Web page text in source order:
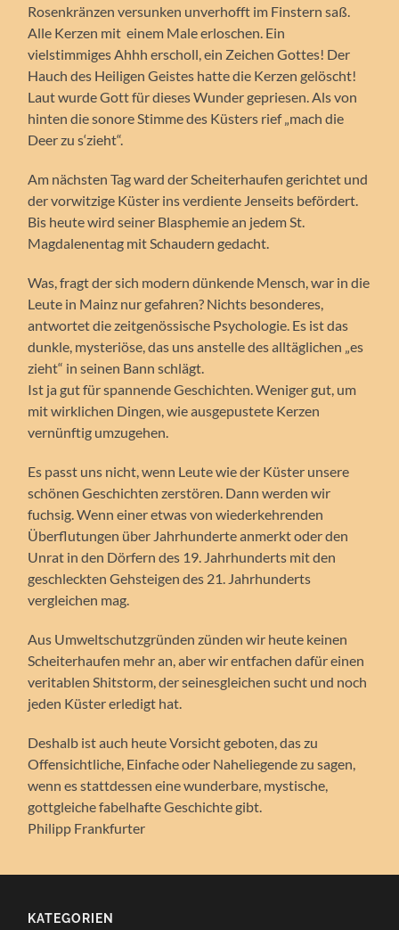
Rosenkränzen versunken unverhofft im Finstern saß.
Alle Kerzen mit einem Male erloschen. Ein
vielstimmiges Ahhh erscholl, ein Zeichen Gottes! Der
Hauch des Heiligen Geistes hatte die Kerzen gelöscht!
Laut wurde Gott für dieses Wunder gepriesen. Als von
hinten die sonore Stimme des Küsters rief „mach die
Deer zu s‘zieht“.
Am nächsten Tag ward der Scheiterhaufen gerichtet und
der vorwitzige Küster ins verdiente Jenseits befördert.
Bis heute wird seiner Blasphemie an jedem St.
Magdalenentag mit Schaudern gedacht.
Was, fragt der sich modern dünkende Mensch, war in die
Leute in Mainz nur gefahren? Nichts besonderes,
antwortet die zeitgenössische Psychologie. Es ist das
dunkle, mysteriöse, das uns anstelle des alltäglichen „es
zieht“ in seinen Bann schlägt.
Ist ja gut für spannende Geschichten. Weniger gut, um
mit wirklichen Dingen, wie ausgepustete Kerzen
vernünftig umzugehen.
Es passt uns nicht, wenn Leute wie der Küster unsere
schönen Geschichten zerstören. Dann werden wir
fuchsig. Wenn einer etwas von wiederkehrenden
Überflutungen über Jahrhunderte anmerkt oder den
Unrat in den Dörfern des 19. Jahrhunderts mit den
geschleckten Gehsteigen des 21. Jahrhunderts
vergleichen mag.
Aus Umweltschutzgründen zünden wir heute keinen
Scheiterhaufen mehr an, aber wir entfachen dafür einen
veritablen Shitstorm, der seinesgleichen sucht und noch
jeden Küster erledigt hat.
Deshalb ist auch heute Vorsicht geboten, das zu
Offensichtliche, Einfache oder Naheliegende zu sagen,
wenn es stattdessen eine wunderbare, mystische,
gottgleiche fabelhafte Geschichte gibt.
Philipp Frankfurter
KATEGORIEN